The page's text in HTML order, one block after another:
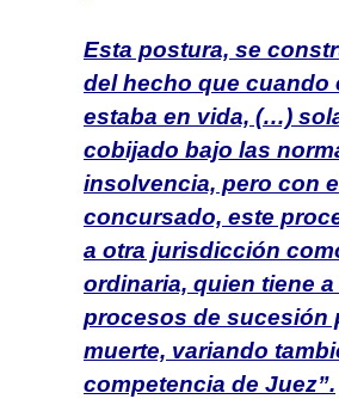
Esta postura, se
del hecho que cuando
estaba en vida, (…)
cobijado bajo las
insolvencia, pero con
concursado, este
a otra jurisdicción
ordinaria, quien tiene
procesos de sucesión
muerte, variando
competencia de Juez”.